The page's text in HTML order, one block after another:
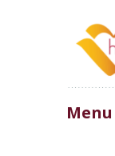
Menu